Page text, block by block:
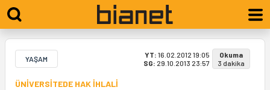
YAŞAM YT: 16.02.2012 19:05
SG: 29.10.2013 23:57
Okuma
3 dakika
ÜNİVERSİTEDE HAK İHLALİ